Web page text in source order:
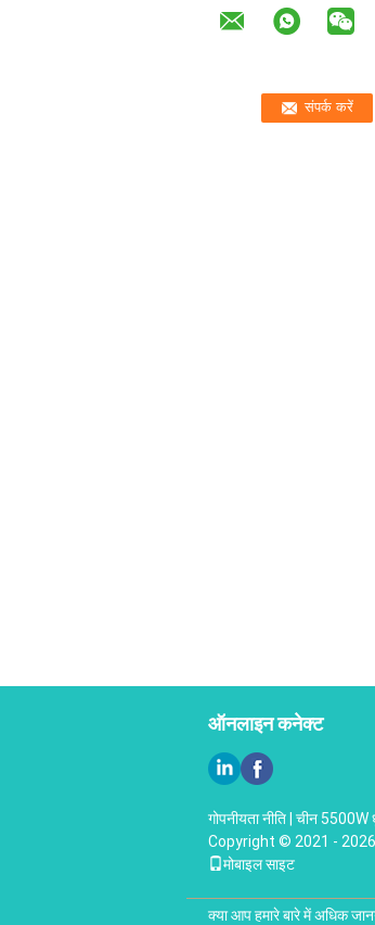
ऑनलाइन कनेक्ट
गोपनीयता नीति चीन 5500W
Copyright © 2021 -
मोबाइल साइट
क्या आप हमारे बारे में अधिक